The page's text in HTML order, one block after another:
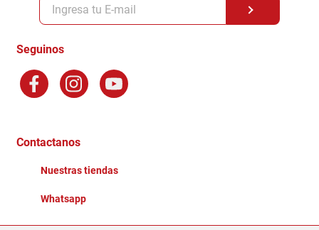
Formas de Pago
Terminos y Condiciones
Factura Electronica
Ganadores - Promociones
Seguinos
Contactanos
Nuestras tiendas
Whatsapp